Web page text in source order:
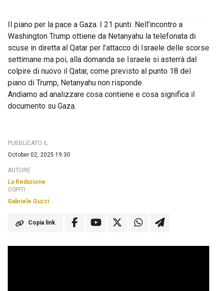
Il piano per la pace a Gaza. I 21 punti. Nell’incontro a
Washington Trump ottiene da Netanyahu la telefonata di
scuse in diretta al Qatar per l’attacco di Israele delle scorse
settimane ma poi, alla domanda se Israele si asterrà dal
colpire di nuovo il Qatar, come previsto al punto 18 del
piano di Trump, Netanyahu non risponde.
Andiamo ad analizzare cosa contiene e cosa significa il
documento su Gaza.
PUBBLICATO IL
October 02, 2025 19:30
AUTORE
La Redazione
OSPITI
Gabriele Guzzi
Copia link